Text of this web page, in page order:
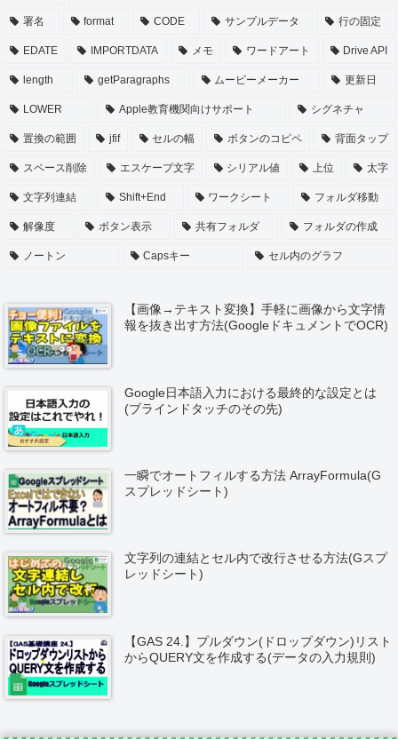
署名 format CODE サンプルデータ 行の固定
EDATE IMPORTDATA メモ ワードアート Drive API
length getParagraphs ムービーメーカー 更新日
LOWER Apple教育機関向けサポート シグネチャ
置換の範囲 jfif セルの幅 ボタンのコピペ 背面タップ
スペース削除 エスケープ文字 シリアル値 上位 太字
文字列連結 Shift+End ワークシート フォルダ移動
解像度 ボタン表示 共有フォルダ フォルダの作成
ノートン Capsキー セル内のグラフ
【画像→テキスト変換】手軽に画像から文字情
報を抜き出す方法(GoogleドキュメントでOCR)
Google日本語入力における最終的な設定とは
(ブラインドタッチのその先)
一瞬でオートフィルする方法 ArrayFormula(G
スプレッドシート)
文字列の連結とセル内で改行させる方法(Gスプ
レッドシート)
【GAS 24.】プルダウン(ドロップダウン)リスト
からQUERY文を作成する(データの入力規則)